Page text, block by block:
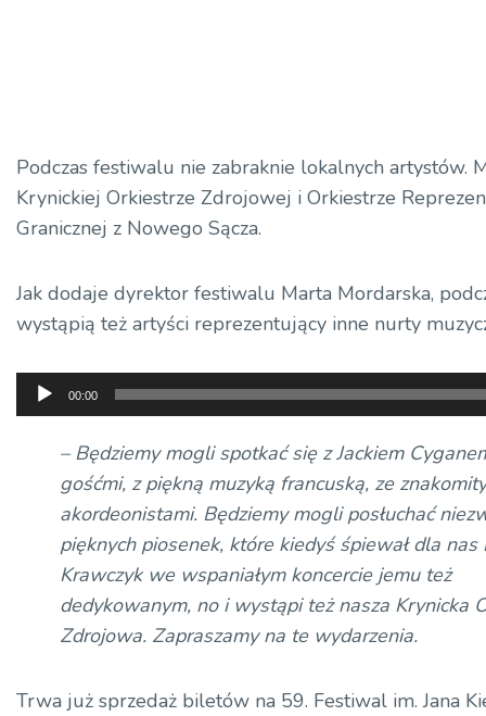
Podczas festiwalu nie zabraknie lokalnych artystów.
Krynickiej Orkiestrze Zdrojowej i Orkiestrze
Granicznej z Nowego Sącza.
Jak dodaje dyrektor festiwalu Marta Mordarska,
wystąpią też artyści reprezentujący inne nurty
Odtwarzacz
plików
dźwiękowych
00:00
– Będziemy mogli spotkać się z Jackiem
gośćmi, z piękną muzyką francuską, ze
akordeonistami. Będziemy mogli posłuchać
pięknych piosenek, które kiedyś śpiewał dla nas
Krawczyk we wspaniałym koncercie jemu też
dedykowanym, no i wystąpi też nasza Krynicka
Zdrojowa. Zapraszamy na te wydarzenia.
Trwa już sprzedaż biletów na 59. Festiwal im. Jana